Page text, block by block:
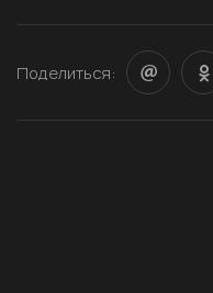
Поделиться: